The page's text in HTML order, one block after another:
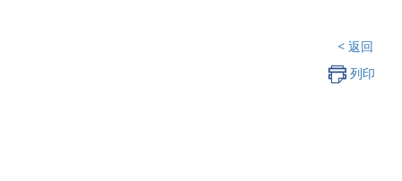
< 返回
列印